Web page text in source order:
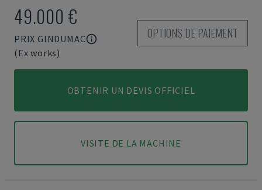
49.000 €
PRIX GINDUMAC
(Ex works)
OPTIONS DE PAIEMENT
OBTENIR UN DEVIS OFFICIEL
VISITE DE LA MACHINE